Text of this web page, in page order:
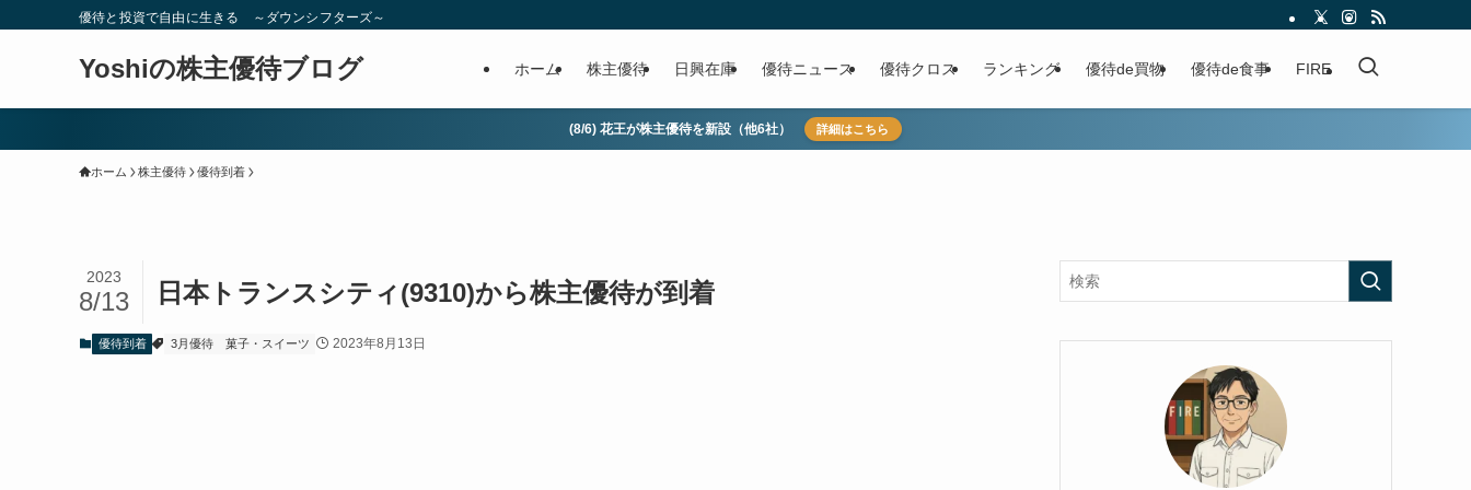
優待と投資で自由に生きる ～ダウンシフターズ～
Yoshiの株主優待ブログ ホーム 株主優待 日興在庫 優待ニュース 優待クロス ランキング 優待de買物 優待de食事 FIRE
(8/6) 花王が株主優待を新設（他6社） 詳細はこちら
ホーム 株主優待 優待到着
日本トランスシティ(9310)から株主優待が到着
2023
8/13
優待到着 3月優待 菓子・スイーツ 2023年8月13日